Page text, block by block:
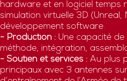
hardware et en logiciel temps
simulation virtuelle 3D (Unreal,
développement software.
- Production : Une capacité
méthode, intégration,
- Soutien et services : Au plus
principaux avec 3 antennes